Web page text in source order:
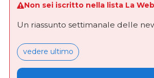
Non sei iscritto nella lista La
Un riassunto settimanale delle
vedere ultimo